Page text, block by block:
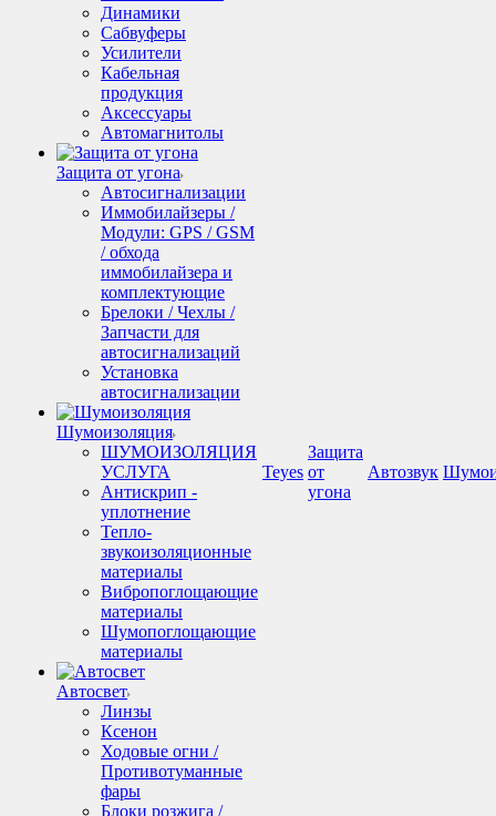
Динамики
Сабвуферы
Усилители
Кабельная
продукция
Аксессуары
Автомагнитолы
Защита от угона
Автосигнализации
Иммобилайзеры /
Модули: GPS / GSM
/ обхода
иммобилайзера и
комплектующие
Брелоки / Чехлы /
Запчасти для
автосигнализаций
Установка
автосигнализации
Шумоизоляция
ШУМОИЗОЛЯЦИЯ
УСЛУГА
Антискрип -
уплотнение
Тепло-
звукоизоляционные
материалы
Вибропоглощающие
материалы
Шумопоглощающие
материалы
Автосвет
Линзы
Ксенон
Ходовые огни /
Противотуманные
фары
Блоки розжига /
Teyes
Защита
от
угона
Автозвук